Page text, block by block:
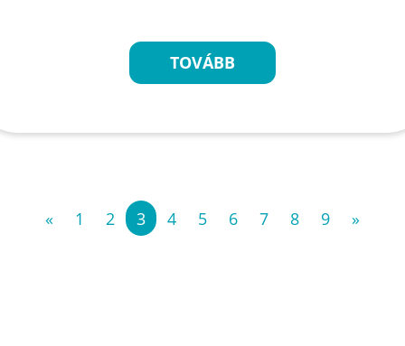
TOVÁBB
« 1 2 3 4 5 6 7 8 9 »